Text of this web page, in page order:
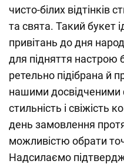
чисто-білих відтінків
та свята. Такий букет
привітань до дня
для підняття настрою
ретельно підібрана й
нашими досвідченими
стильність і свіжість
день замовлення
можливістю обрати
Надсилаємо